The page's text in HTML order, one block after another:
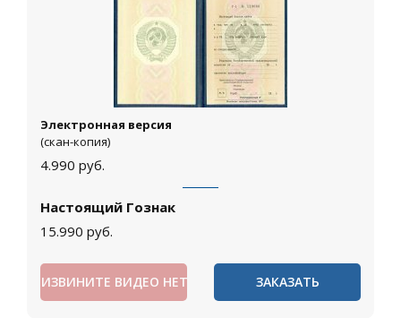
Электронная версия
(скан-копия)
4.990 руб.
Настоящий Гознак
15.990 руб.
ИЗВИНИТЕ ВИДЕО НЕТ ЗАКАЗАТЬ